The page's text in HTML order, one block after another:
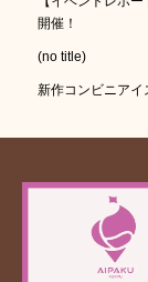
開催！
(no title)
新作コンビニアイ